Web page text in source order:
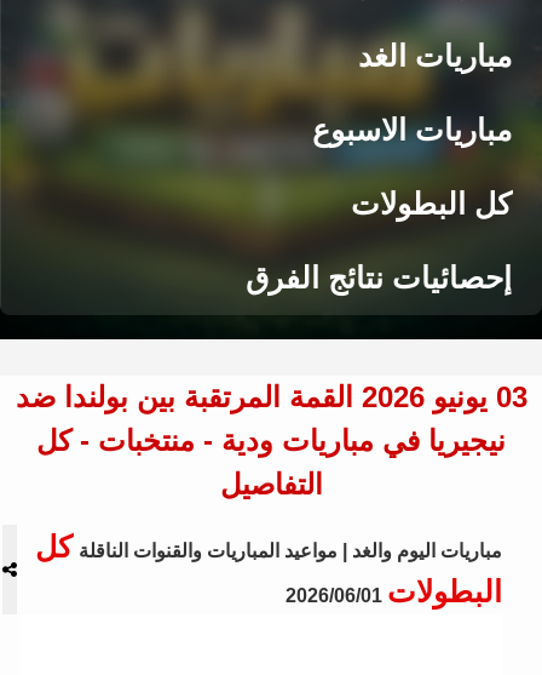
مباريات الغد
مباريات الاسبوع
كل البطولات
إحصائيات نتائج الفرق
03 يونيو 2026 القمة المرتقبة بين بولندا ضد
نيجيريا في مباريات ودية - منتخبات - كل
التفاصيل
مباريات اليوم والغد | مواعيد المباريات والقنوات الناقلة كل
البطولات 2026/06/01